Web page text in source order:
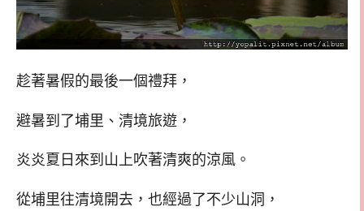
趁著暑假的最後一個禮拜，
避暑到了埔里、清境旅遊，
炎炎夏日來到山上吹著清爽的涼風。
從埔里往清境開去，也經過了不少山洞，